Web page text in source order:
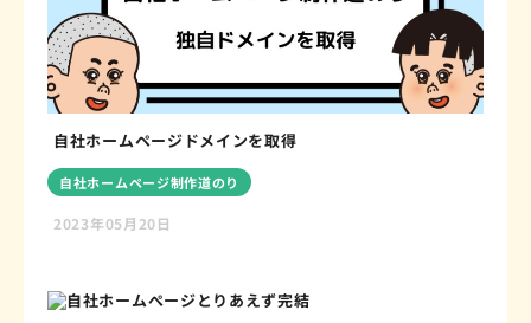
自社ホームページドメインを取得
自社ホームページ制作道のり
2023年05月20日